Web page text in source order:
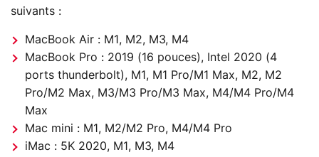
suivants :
MacBook Air : M1, M2, M3, M4
MacBook Pro : 2019 (16 pouces), Intel 2020 (4
ports thunderbolt), M1, M1 Pro/M1 Max, M2, M2
Pro/M2 Max, M3/M3 Pro/M3 Max, M4/M4 Pro/M4
Max
Mac mini : M1, M2/M2 Pro, M4/M4 Pro
iMac : 5K 2020, M1, M3, M4